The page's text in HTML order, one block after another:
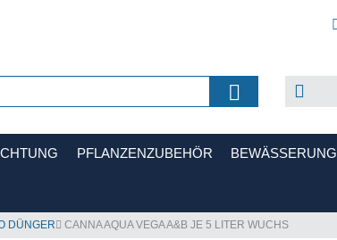
PFLANZENZUBEHÖR BEWÄSSERUNG
DÜNGER CANNA AQUA VEGA A&B JE 5 LITER WUCHS